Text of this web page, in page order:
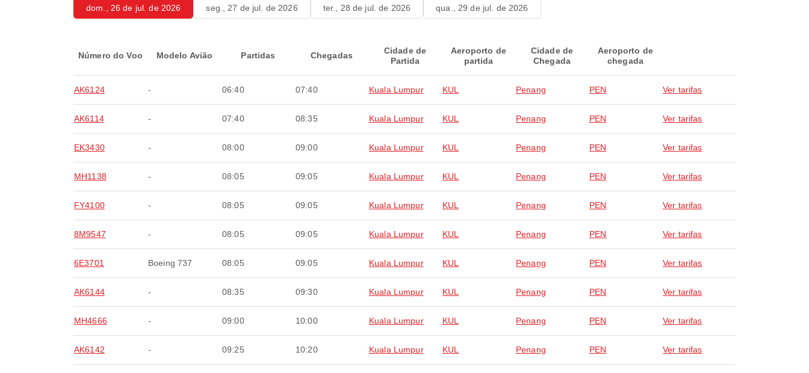
dom., 26 de jul. de 2026 seg., 27 de jul. de 2026 ter., 28 de jul. de 2026 qua., 29 de jul. de 2026
Número do Voo Modelo Avião Partidas Chegadas
Cidade de
Partida
Aeroporto de
partida
Cidade de
Chegada
Aeroporto de
chegada
AK6124 - 06:40 07:40 Kuala Lumpur KUL Penang PEN Ver tarifas
AK6114 - 07:40 08:35 Kuala Lumpur KUL Penang PEN Ver tarifas
EK3430 - 08:00 09:00 Kuala Lumpur KUL Penang PEN Ver tarifas
MH1138 - 08:05 09:05 Kuala Lumpur KUL Penang PEN Ver tarifas
FY4100 - 08:05 09:05 Kuala Lumpur KUL Penang PEN Ver tarifas
8M9547 - 08:05 09:05 Kuala Lumpur KUL Penang PEN Ver tarifas
6E3701 Boeing 737 08:05 09:05 Kuala Lumpur KUL Penang PEN Ver tarifas
AK6144 - 08:35 09:30 Kuala Lumpur KUL Penang PEN Ver tarifas
MH4666 - 09:00 10:00 Kuala Lumpur KUL Penang PEN Ver tarifas
AK6142 - 09:25 10:20 Kuala Lumpur KUL Penang PEN Ver tarifas